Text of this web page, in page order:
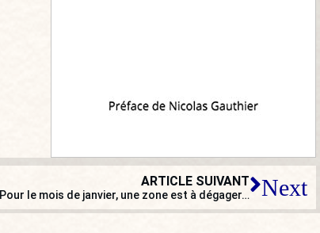
ARTICLE SUIVANT
Pour le mois de janvier, une zone est à dégager… Next